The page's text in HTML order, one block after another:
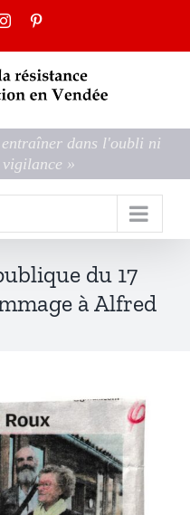
Instagram
entraîner dans l'oubli ni
»
du 17
à Alfred